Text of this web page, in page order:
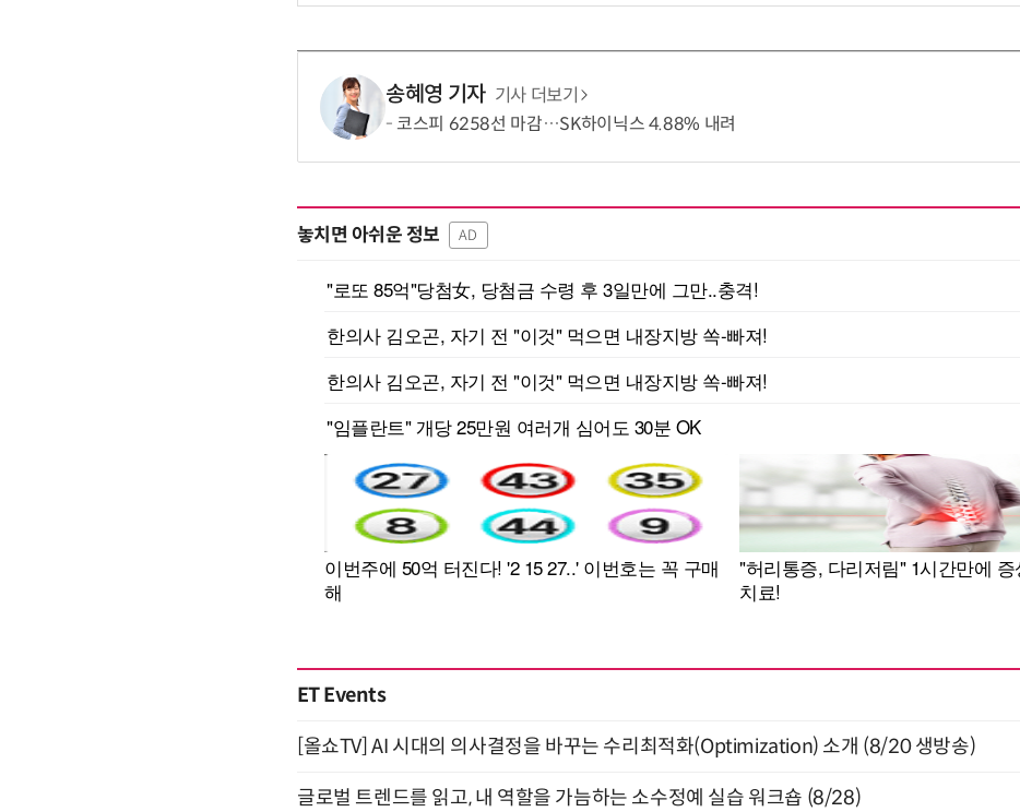
송혜영 기자 기사 더보기
코스피 6258선 마감…SK하이닉스 4.88% 내려
놓치면 아쉬운 정보 AD
ET Events
[올쇼TV] AI 시대의 의사결정을 바꾸는 수리최적화(Optimization) 소개 (8/20 생방송)
글로벌 트렌드를 읽고, 내 역할을 가늠하는 소수정예 실습 워크숍 (8/28)